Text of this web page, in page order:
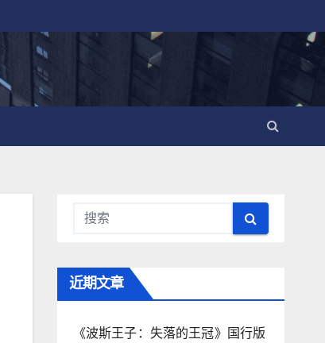
近期文章
《波斯王子：失落的王冠》国行版